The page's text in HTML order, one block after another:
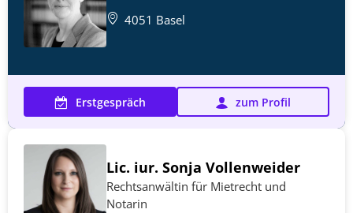
4051 Basel
Erstgespräch zum Profil
Lic. iur. Sonja Vollenweider
Rechtsanwältin für Mietrecht und
Notarin